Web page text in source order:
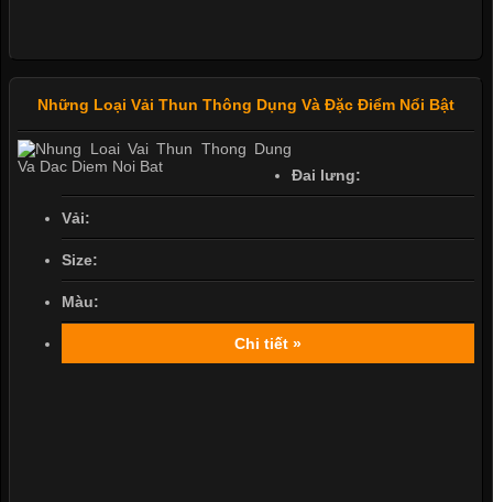
Những Loại Vải Thun Thông Dụng Và Đặc Điểm Nổi Bật
Đai lưng:
Vải:
Size:
Màu:
Chi tiết »